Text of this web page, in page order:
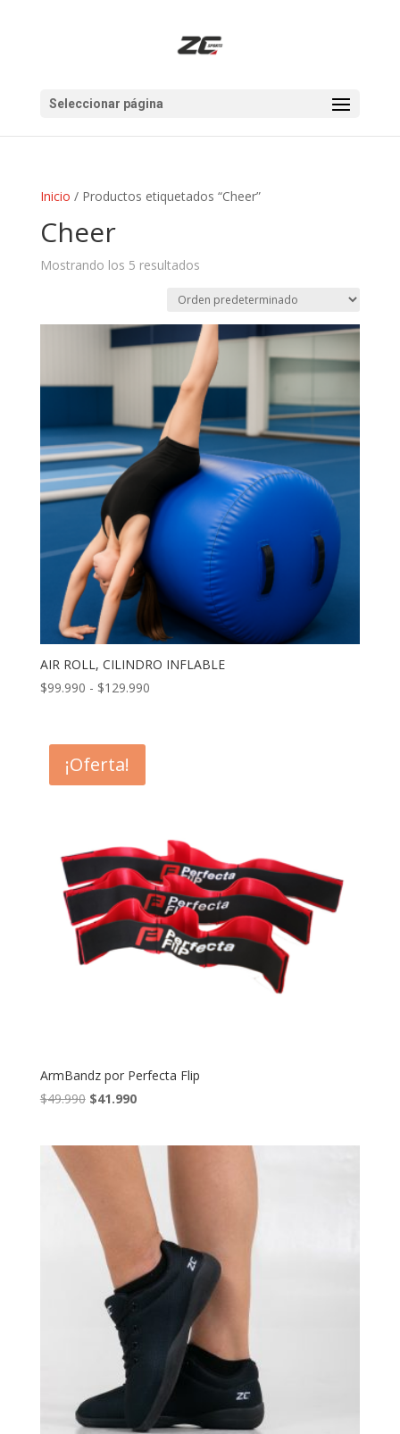
Seleccionar página
Inicio / Productos etiquetados “Cheer”
Cheer
Mostrando los 5 resultados
AIR ROLL, CILINDRO INFLABLE
$99.990 - $129.990Rango
¡Oferta!
ArmBandz por Perfecta Flip
$49.990 El
$41.990El
es:
$41.990.